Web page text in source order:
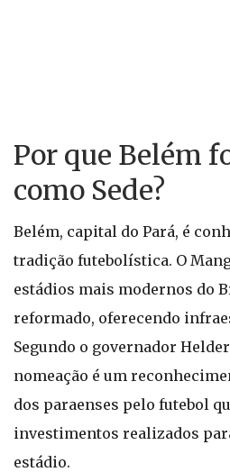
Por que Belém
como Sede?
Belém, capital do Pará, é
tradição futebolística. O
estádios mais modernos do
reformado, oferecendo
Segundo o governador
nomeação é um
dos paraenses pelo futebol
investimentos realizados
estádio.